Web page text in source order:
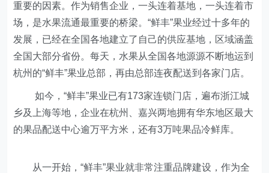
重要的因素。作为销售企业，一头连着基地，一头连着市
场，是水果流通最重要的桥梁。“鲜丰”果业经过十多年的
发展，已经在全国各地建立了自己的供应基地，区域涵盖
全国大部分省份。每天，水果从全国各地源源不断地运到
杭州的“鲜丰”果业总部，再由总部连夜配送到各家门店。
如今，“鲜丰”果业已有173家连锁门店，遍布浙江城
乡及上海等地，企业在杭州、嘉兴两地拥有华东地区最大
的果品配送中心逾万平方米，还有3万吨果品冷鲜库。
从一开始，“鲜丰”果业就非常注重品牌建设，作为全